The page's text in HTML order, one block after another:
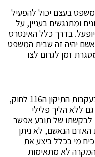
בעצם יכול להפעיל
ומתנגשים בעניין, על
בדרך כלל האינטרס
יהיה זה שבית המשפט
זמן לגרום לצו
לחוק התכנון והבנייה הוכנס עניין נוסף בעקבות התיקון ה116 לחוק,
ללא הליך פלילי
לבקשתו של תובע אפשר
הנאשם, לא ניתן
מי בכלל ביצע את
המקרה לא מתאימות